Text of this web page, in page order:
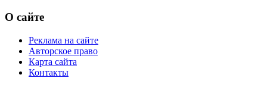
О сайте
Реклама на сайте
Авторское право
Карта сайта
Контакты